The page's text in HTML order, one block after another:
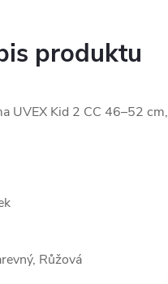
produktu
UVEX Kid 2 CC 46–52 cm,
Růžová